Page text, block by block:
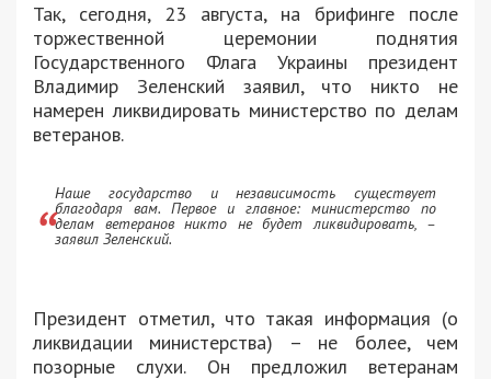
Так, сегодня, 23 августа, на брифинге после
торжественной церемонии поднятия
Государственного Флага Украины президент
Владимир Зеленский заявил, что никто не
намерен ликвидировать министерство по делам
ветеранов.
Наше государство и независимость существует
благодаря вам. Первое и главное: министерство по
делам ветеранов никто не будет ликвидировать, –
заявил Зеленский.
Президент отметил, что такая информация (о
ликвидации министерства) – не более, чем
позорные слухи. Он предложил ветеранам